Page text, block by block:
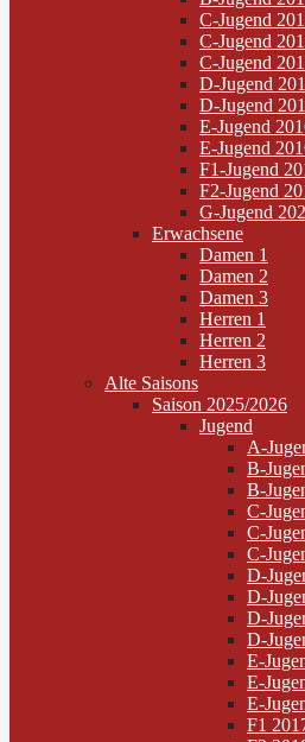
C-Jugend
C-Jugend
C-Jugend
D-Jugend
D-Jugend
E-Jugend
E-Jugend
F1-Jugend
F2-Jugend
G-Jugend
Erwachsene
Damen 1
Damen 2
Damen 3
Herren 1
Herren 2
Herren 3
Alte Saisons
Saison 2025/2026
Jugend
A-
B-
B-
C-
C-
C-
D-
D-
D-
D-
E-
E-
E-
F1